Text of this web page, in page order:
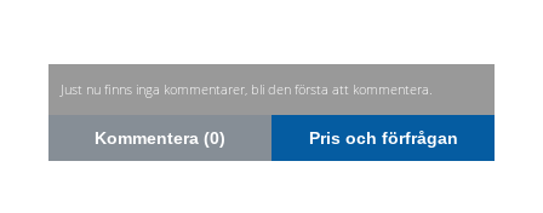
Just nu finns inga kommentarer, bli den första att kommentera.
Kommentera (0) Pris och förfrågan